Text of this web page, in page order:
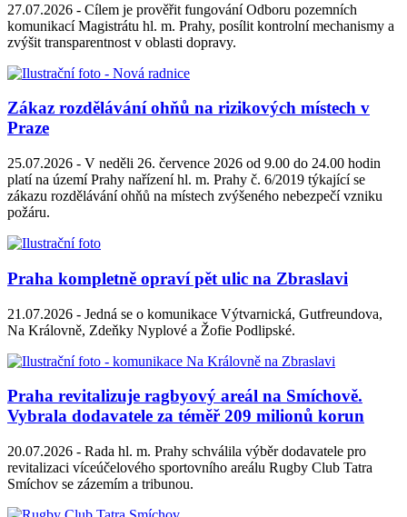
27.07.2026 - Cílem je prověřit fungování Odboru pozemních
komunikací Magistrátu hl. m. Prahy, posílit kontrolní mechanismy a
zvýšit transparentnost v oblasti dopravy.
Zákaz rozdělávání ohňů na rizikových místech v
Praze
25.07.2026 - V neděli 26. července 2026 od 9.00 do 24.00 hodin
platí na území Prahy nařízení hl. m. Prahy č. 6/2019 týkající se
zákazu rozdělávání ohňů na místech zvýšeného nebezpečí vzniku
požáru.
Praha kompletně opraví pět ulic na Zbraslavi
21.07.2026 - Jedná se o komunikace Výtvarnická, Gutfreundova,
Na Královně, Zdeňky Nyplové a Žofie Podlipské.
Praha revitalizuje ragbyový areál na Smíchově.
Vybrala dodavatele za téměř 209 milionů korun
20.07.2026 - Rada hl. m. Prahy schválila výběr dodavatele pro
revitalizaci víceúčelového sportovního areálu Rugby Club Tatra
Smíchov se zázemím a tribunou.